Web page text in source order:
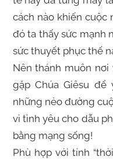
cách nào khiến cuộc
đó ta thấy sức mạnh
sức thuyết phục thế
Nên thánh muôn
gặp Chúa Giêsu
những nẻo đường
vì tình yêu cho dẫu
bằng mạng sống!
Phù hợp với tính